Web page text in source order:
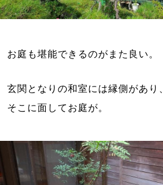
お庭も堪能できるのがまた良い。
玄関となりの和室には縁側があり、